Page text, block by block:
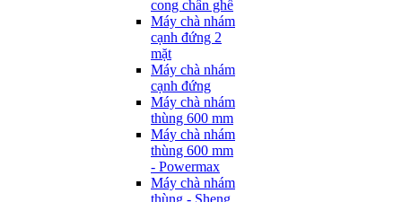
cong chân ghế
Máy chà nhám
cạnh đứng 2
mặt
Máy chà nhám
cạnh đứng
Máy chà nhám
thùng 600 mm
Máy chà nhám
thùng 600 mm
- Powermax
Máy chà nhám
thùng - Sheng